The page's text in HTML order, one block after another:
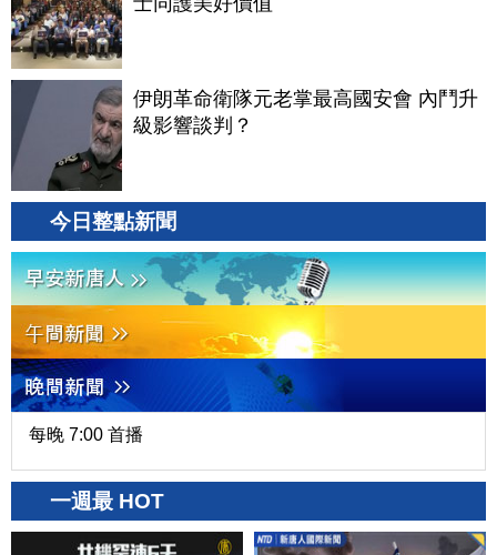
伊朗革命衛隊元老掌最高國安會 內鬥升
級影響談判？
今日整點新聞
每晚 7:00 首播
一週最 HOT